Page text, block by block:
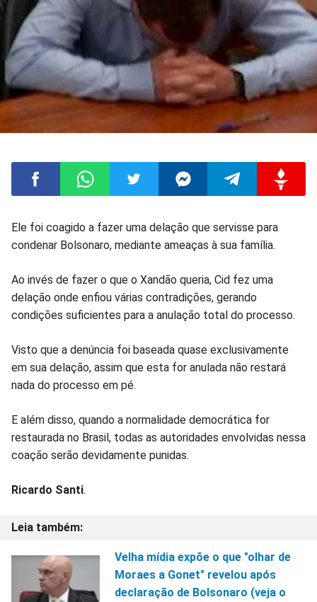
Compartilhar
Facebook
Compartilhar
Whatsapp
Compartilhar
Twitter
Compartilhar
Messenger
Compartilhar
Telegram
Ele foi coagido a fazer uma delação que servisse para
condenar Bolsonaro, mediante ameaças à sua família.
Ao invés de fazer o que o Xandão queria, Cid fez uma
delação onde enfiou várias contradições, gerando
condições suficientes para a anulação total do processo.
Visto que a denúncia foi baseada quase exclusivamente
em sua delação, assim que esta for anulada não restará
nada do processo em pé.
E além disso, quando a normalidade democrática for
restaurada no Brasil, todas as autoridades envolvidas nessa
coação serão devidamente punidas.
Ricardo Santi.
Velha mídia expõe o que "olhar de
Moraes a Gonet" revelou após
declaração de Bolsonaro (veja o